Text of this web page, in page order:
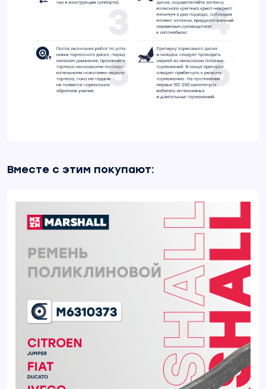
Вместе с этим покупают: